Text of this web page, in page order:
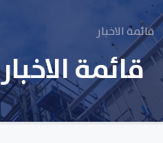
قائمة الاخبار
قائمة الاخبار